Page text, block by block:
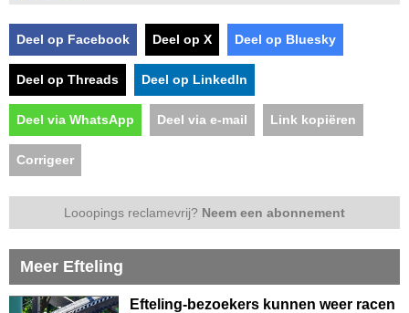
Deel op Facebook Deel op X Deel op Bluesky
Deel op Threads Deel op LinkedIn
Deel via WhatsApp Deel via e-mail Link kopiëren
Corrigeer
Looopings reclamevrij? Neem een abonnement
Meer Efteling
Efteling-bezoekers kunnen weer racen